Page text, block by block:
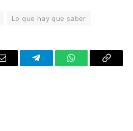
Lo que hay que saber
Email TelegramWhatsAppCopy